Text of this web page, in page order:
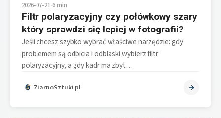
2026-07-21•6 min
Filtr polaryzacyjny czy połówkowy szary
który sprawdzi się lepiej w fotografii?
Jeśli chcesz szybko wybrać właściwe narzędzie: gdy
problemem są odbicia i odblaski wybierz filtr
polaryzacyjny, a gdy kadr ma zbyt…
ZiarnoSztuki.pl